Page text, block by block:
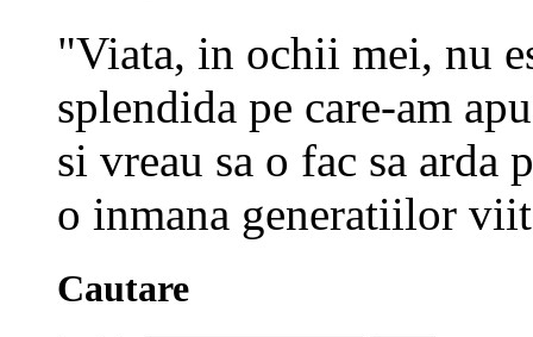
"Viata, in ochii mei, nu
splendida pe care-am
si vreau sa o fac sa
o inmana generatiilor
Cautare